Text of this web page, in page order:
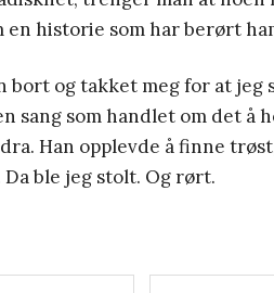
historie som har berørt
bort og takket meg for at jeg
sang som handlet om det å
Han opplevde å finne
ble jeg stolt. Og rørt.